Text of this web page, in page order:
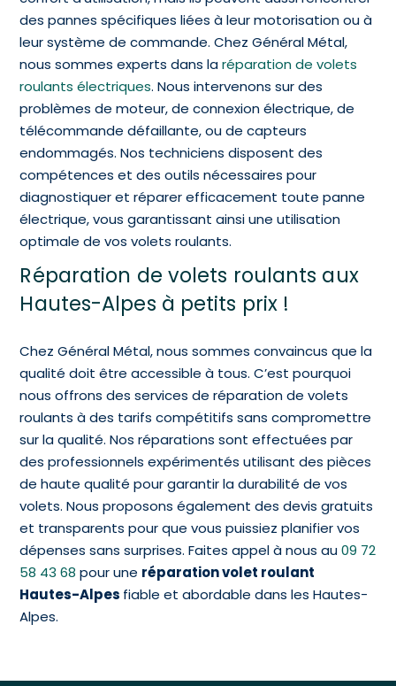
des pannes spécifiques liées à leur motorisation ou à
leur système de commande. Chez Général Métal,
nous sommes experts dans laréparation de volets
roulants électriques. Nous intervenons sur des
problèmes de moteur, de connexion électrique, de
télécommande défaillante, ou de capteurs
endommagés. Nos techniciens disposent des
compétences et des outils nécessaires pour
diagnostiquer et réparer efficacement toute panne
électrique, vous garantissant ainsi une utilisation
optimale de vos volets roulants.
Réparation de volets roulants aux
Hautes-Alpes à petits prix !
Chez Général Métal, nous sommes convaincus que la
qualité doit être accessible à tous. C’est pourquoi
nous offrons des services de réparation de volets
roulants à des tarifs compétitifs sans compromettre
sur la qualité. Nos réparations sont effectuées par
des professionnels expérimentés utilisant des pièces
de haute qualité pour garantir la durabilité de vos
volets. Nous proposons également des devis gratuits
et transparents pour que vous puissiez planifier vos
dépenses sans surprises. Faites appel à nous au09 72
58 43 68 pour une réparation volet roulant
Hautes-Alpes fiable et abordable dans les Hautes-
Alpes.